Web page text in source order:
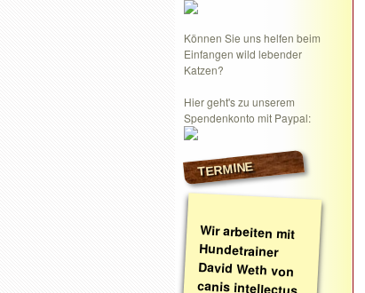
Können Sie uns helfen beim
Einfangen wild lebender
Katzen?
Hier geht's zu unserem
Spendenkonto mit Paypal:
TERMINE
Wir arbeiten mit
Hundetrainer
David Weth von
canis intellectus